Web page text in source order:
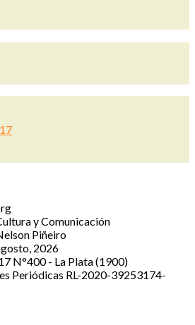
y Comunicación
Piñeiro
2026
N°400 - La Plata (1900)
Periódicas RL-2020-39253174-